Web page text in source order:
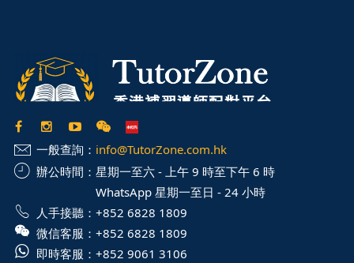
一般查詢： info@TutorZone.com.hk
辦公時間： 星期一至六 - 上午 9 時至下午 6 時
WhatsApp 星期一至日 - 24 小時
人手接聽： +852 6828 1809
微信客服： +852 6828 1809
即時客服： +852 9061 3106